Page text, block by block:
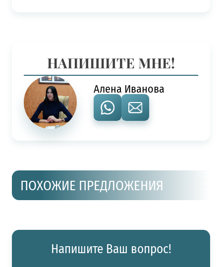
НАПИШИТЕ МНЕ!
Алена Иванова
ПОХОЖИЕ ПРЕДЛОЖЕНИЯ
Напишите Ваш вопрос!